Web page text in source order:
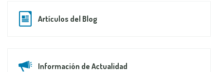
Artículos del Blog
Información de Actualidad